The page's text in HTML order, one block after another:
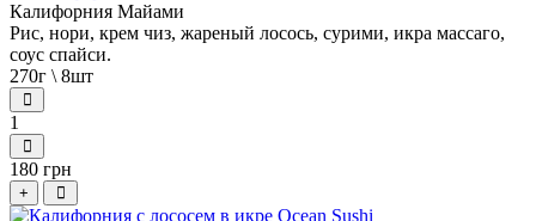
Калифорния Майами
Рис, нори, крем чиз, жареный лосось, сурими, икра массаго,
соус спайси.
270г \ 8шт
1
180 грн
+